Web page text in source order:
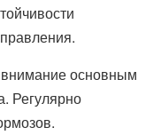
внимание основным
Регулярно